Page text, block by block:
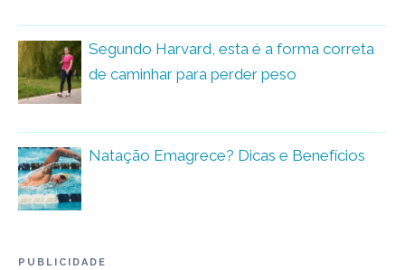
Segundo Harvard, esta é a forma correta
de caminhar para perder peso
Natação Emagrece? Dicas e Benefícios
PUBLICIDADE